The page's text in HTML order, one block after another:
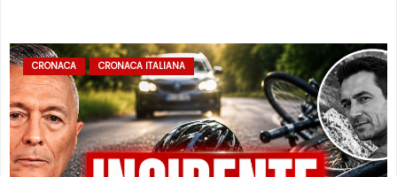
CRONACA CRONACA ITALIANA